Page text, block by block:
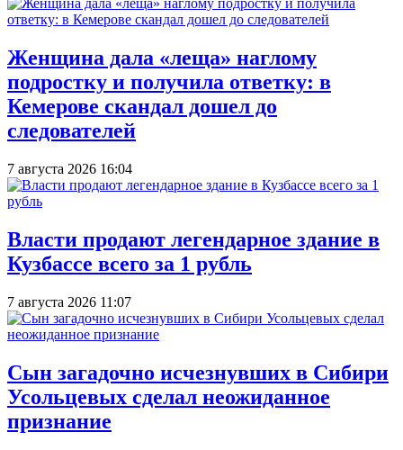
Женщина дала «леща» наглому
подростку и получила ответку: в
Кемерове скандал дошел до
следователей
7 августа 2026 16:04
Власти продают легендарное здание в
Кузбассе всего за 1 рубль
7 августа 2026 11:07
Сын загадочно исчезнувших в Сибири
Усольцевых сделал неожиданное
признание